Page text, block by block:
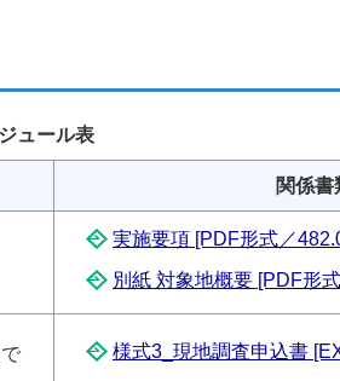
ュール表
関係書
実施要項 [PDF形式／
別紙 対象地概要 [PDF形
様式3_現地調査申込書